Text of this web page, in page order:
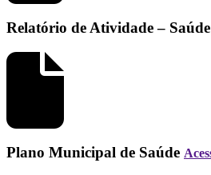
Relatório de Atividade – Saúde
Plano Municipal de Saúde